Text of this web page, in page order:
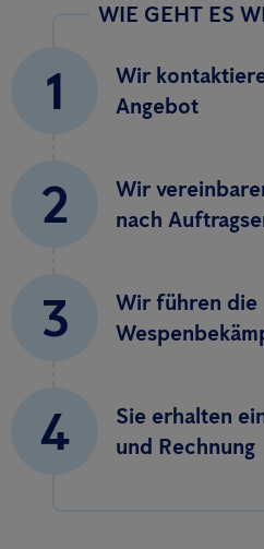
WIE GEHT ES
1
Wir
Angebot
2
Wir
nach
3
Wir führen die
4
Sie erhalten
und Rechnung